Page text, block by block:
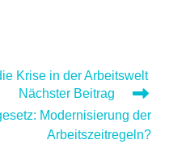
Krise in der Arbeitswelt
Nächster Beitrag
Modernisierung der
Arbeitszeitregeln?